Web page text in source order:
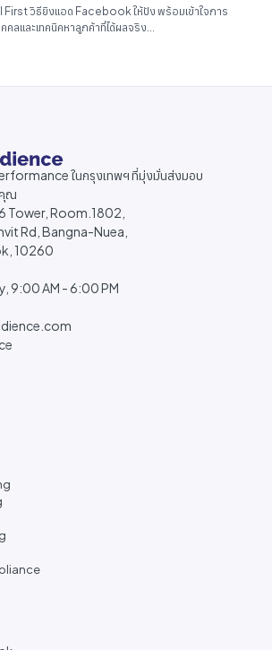
First วิธียิงแอด Facebook ให้ปัง พร้อมเข้าใจการ
คลและเทคนิคหาลูกค้าที่ได้ผลจริง...
ในกรุงเทพฯ ที่มุ่งมั่นส่งมอบ
ณ
Tower, Room.1802,
Rd, Bangna-Nuea,
10260
9:00 AM - 6:00 PM